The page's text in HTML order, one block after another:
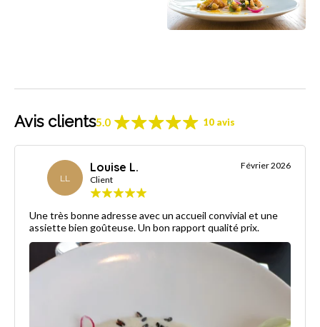
Avis clients5.0 10 avis
LL
Louise L.
Client
Février 2026
Une très bonne adresse avec un accueil convivial et une
assiette bien goûteuse. Un bon rapport qualité prix.